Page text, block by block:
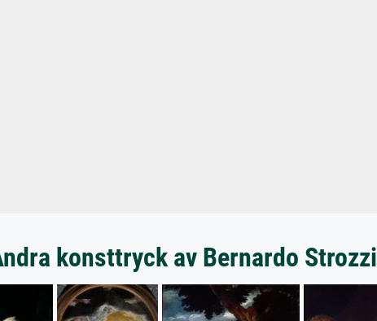
konsttryck av Bernardo Strozzi